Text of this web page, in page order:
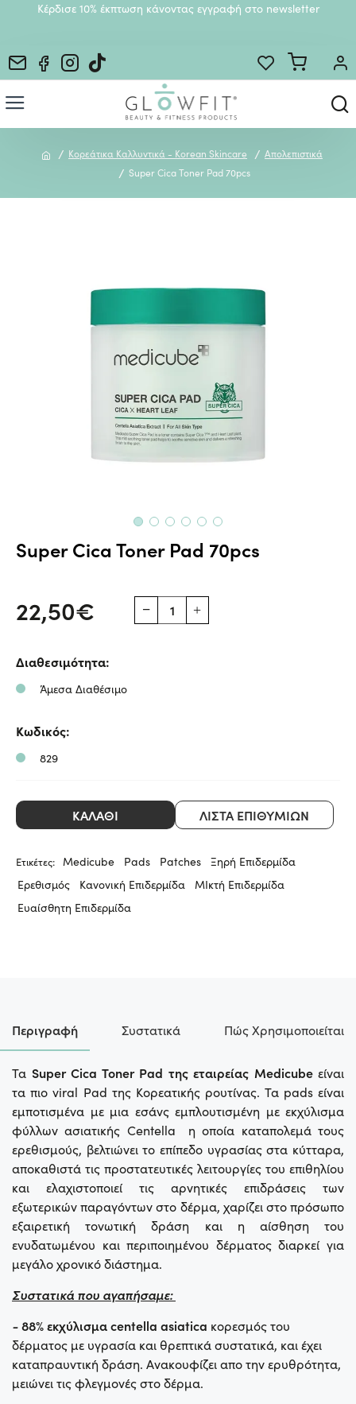
Κέρδισε 10% έκπτωση κάνοντας εγγραφή στο newsletter
Κορεάτικα Καλλυντικά - Korean Skincare
Απολεπιστικά
Super Cica Toner Pad 70pcs
Super Cica Toner Pad 70pcs
Cica
Toner
70pcs
-
Super
Cica
Pad
της
Medicube
22,50€
Διαθεσιμότητα:
Άμεσα Διαθέσιμο
Κωδικός:
829
ΚΑΛΆΘΙ ΛΊΣΤΑ ΕΠΙΘΥΜΙΏΝ
Ετικέτες: Medicube Pads Patches Ξηρή Επιδερμίδα
Ερεθισμός
Κανονική Επιδερμίδα ΜΙκτή Επιδερμίδα
Ευαίσθητη Επιδερμίδα
Περιγραφή Συστατικά Πώς Χρησιμοποιείται
Τα Super Cica Toner Pad της εταιρείας Medicubeείναι
τα πιο viral Pad της Κορεατικής ρουτίνας. Τα pads είναι
εμποτισμένα με μια εσάνς εμπλουτισμένη με εκχύλισμα
φύλλων ασιατικής Centella η οποία καταπολεμά τους
ερεθισμούς, βελτιώνει το επίπεδο υγρασίας στα κύτταρα,
αποκαθιστά τις προστατευτικές λειτουργίες του επιθηλίου
και ελαχιστοποιεί τις αρνητικές επιδράσεις των
εξωτερικών παραγόντων στο δέρμα, χαρίζει στο πρόσωπο
εξαιρετική τονωτική δράση και η αίσθηση του
ενυδατωμένου και περιποιημένου δέρματος διαρκεί για
μεγάλο χρονικό διάστημα.
Συστατικά που αγαπήσαμε:
-88% εκχύλισμα centella asiatica κορεσμός του
δέρματος με υγρασία και θρεπτικά συστατικά, και έχει
καταπραυντική δράση. Ανακουφίζει απο την ερυθρότητα,
μειώνει τις φλεγμονές στο δέρμα.